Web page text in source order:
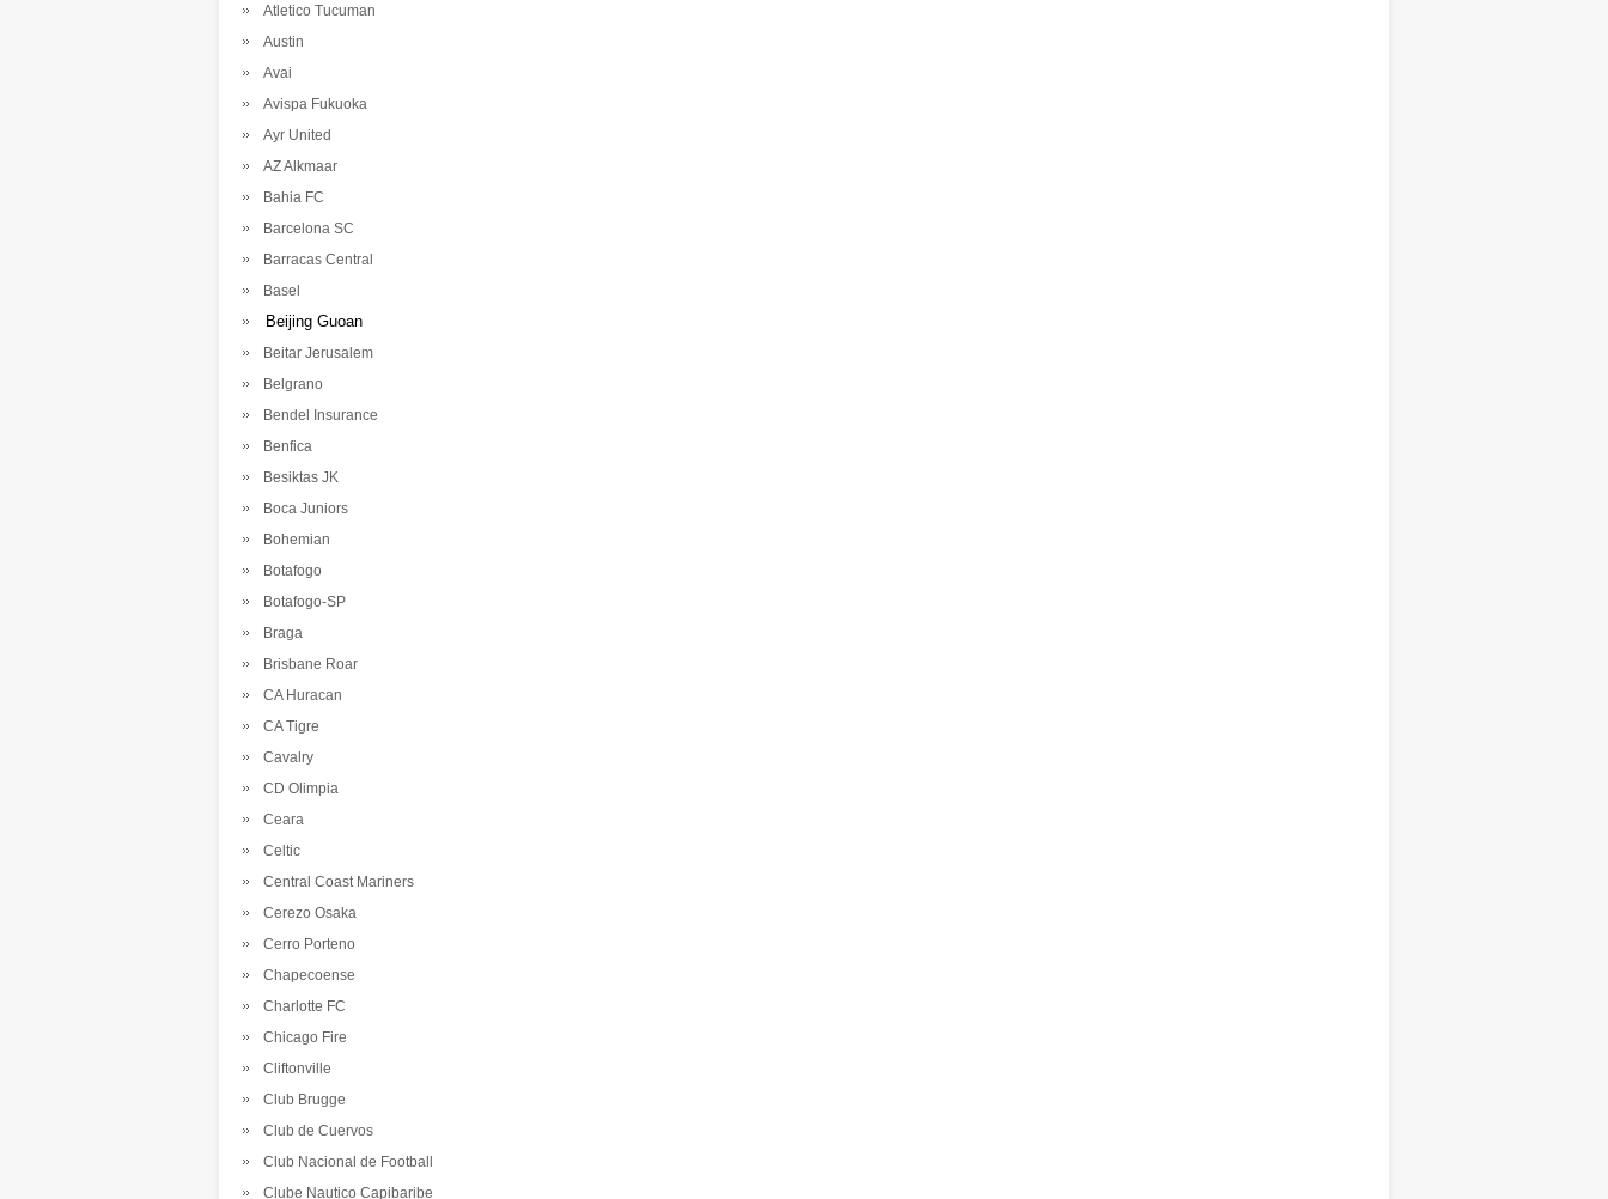
Atletico Tucuman
Austin
Avai
Avispa Fukuoka
Ayr United
AZ Alkmaar
Bahia FC
Barcelona SC
Barracas Central
Basel
Beijing Guoan
Beitar Jerusalem
Belgrano
Bendel Insurance
Benfica
Besiktas JK
Boca Juniors
Bohemian
Botafogo
Botafogo-SP
Braga
Brisbane Roar
CA Huracan
CA Tigre
Cavalry
CD Olimpia
Ceara
Celtic
Central Coast Mariners
Cerezo Osaka
Cerro Porteno
Chapecoense
Charlotte FC
Chicago Fire
Cliftonville
Club Brugge
Club de Cuervos
Club Nacional de Football
Clube Nautico Capibaribe